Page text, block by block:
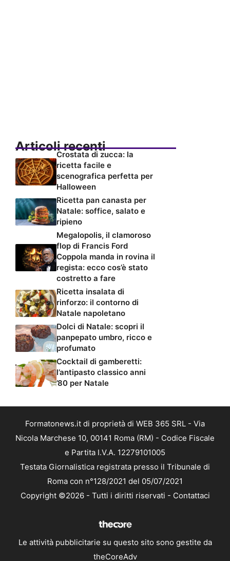
Articoli recenti
Crostata di zucca: la
ricetta facile e
scenografica perfetta per
Halloween
Ricetta pan canasta per
Natale: soffice, salato e
ripieno
Megalopolis, il clamoroso
flop di Francis Ford
Coppola manda in rovina il
regista: ecco cos’è stato
costretto a fare
Ricetta insalata di
rinforzo: il contorno di
Natale napoletano
Dolci di Natale: scopri il
panpepato umbro, ricco e
profumato
Cocktail di gamberetti:
l’antipasto classico anni
’80 per Natale
Formatonews.it di proprietà di WEB 365 SRL - Via
Nicola Marchese 10, 00141 Roma (RM) - Codice Fiscale
e Partita I.V.A. 12279101005
Testata Giornalistica registrata presso il Tribunale di
Roma con n°128/2021 del 05/07/2021
Copyright ©2026 - Tutti i diritti riservati - Contattaci
Le attività pubblicitarie su questo sito sono gestite da
theCoreAdv